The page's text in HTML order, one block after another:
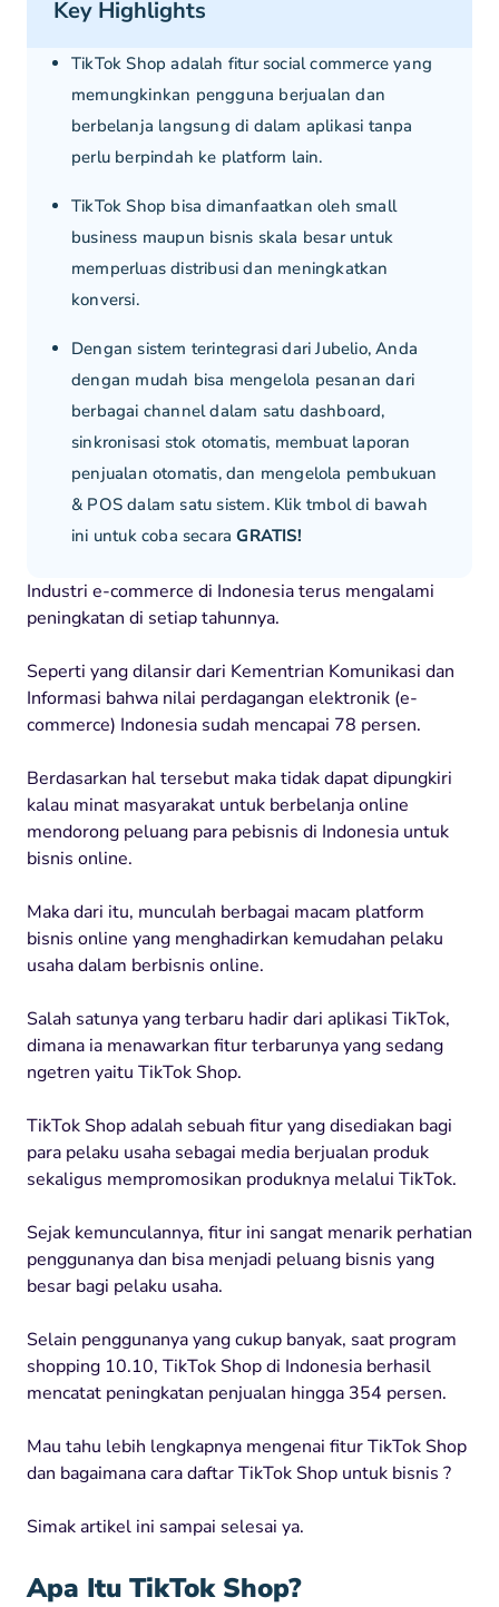
Key Highlights
TikTok Shop adalah fitur social commerce yang
memungkinkan pengguna berjualan dan
berbelanja langsung di dalam aplikasi tanpa
perlu berpindah ke platform lain.
TikTok Shop bisa dimanfaatkan oleh small
business maupun bisnis skala besar untuk
memperluas distribusi dan meningkatkan
konversi.
Dengan sistem terintegrasi dari Jubelio, Anda
dengan mudah bisa mengelola pesanan dari
berbagai channel dalam satu dashboard,
sinkronisasi stok otomatis, membuat laporan
penjualan otomatis, dan mengelola pembukuan
& POS dalam satu sistem. Klik tmbol di bawah
ini untuk coba secaraGRATIS!
Industri e-commerce di Indonesia terus mengalami
peningkatan di setiap tahunnya.
Seperti yang dilansir dari Kementrian Komunikasi dan
Informasi bahwa nilai perdagangan elektronik (e-
commerce) Indonesia sudah mencapai 78 persen.
Berdasarkan hal tersebut maka tidak dapat dipungkiri
kalau minat masyarakat untuk berbelanja online
mendorong peluang para pebisnis di Indonesia untuk
bisnis online.
Maka dari itu, munculah berbagai macam platform
bisnis online yang menghadirkan kemudahan pelaku
usaha dalam berbisnis online.
Salah satunya yang terbaru hadir dari aplikasi TikTok,
dimana ia menawarkan fitur terbarunya yang sedang
ngetren yaitu TikTok Shop.
TikTok Shop adalah sebuah fitur yang disediakan bagi
para pelaku usaha sebagai media berjualan produk
sekaligus mempromosikan produknya melalui TikTok.
Sejak kemunculannya, fitur ini sangat menarik perhatian
penggunanya dan bisa menjadi peluang bisnis yang
besar bagi pelaku usaha.
Selain penggunanya yang cukup banyak, saat program
shopping 10.10, TikTok Shop di Indonesia berhasil
mencatat peningkatan penjualan hingga 354 persen.
Mau tahu lebih lengkapnya mengenai fitur TikTok Shop
dan bagaimana cara daftar TikTok Shop untuk bisnis ?
Simak artikel ini sampai selesai ya.
Apa Itu TikTok Shop?